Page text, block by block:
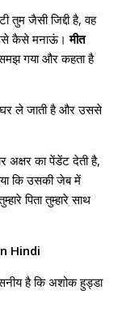
तुम जैसी जिद्दी है, वह
उसे कैसे मनाऊं।मीत
गया और कहता है
ले जाती है और उससे
का पेंडेंट देती है,
कि उसकी जेब में
पिता तुम्हारे साथ
Hindi
है कि अशोक हुड्डा